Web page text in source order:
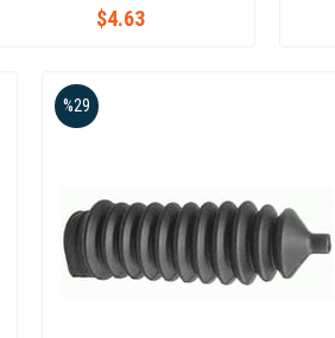
$4.63
%29